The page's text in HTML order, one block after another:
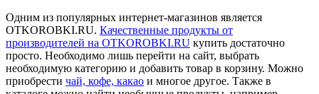
Одним из популярных интернет-магазинов является
OTKOROBKI.RU. Качественные продукты от
производителей на OTKOROBKI.RU купить достаточно
просто. Необходимо лишь перейти на сайт, выбрать
необходимую категорию и добавить товар в корзину. Можно
приобрести чай, кофе, какао и многое другое. Также в